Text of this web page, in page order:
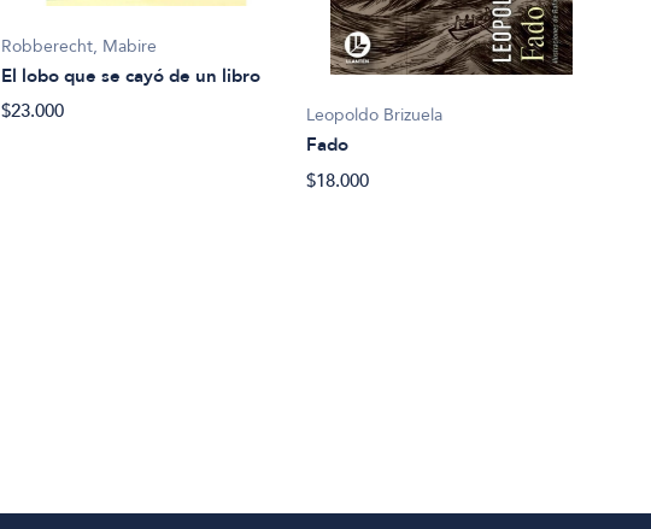
Robberecht, Mabire
El lobo que se cayó de un libro
$23.000
Leopoldo Brizuela
Fado
$18.000